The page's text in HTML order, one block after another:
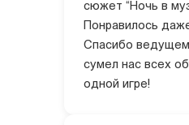
сюжет “Ночь в
Понравилось
Спасибо
сумел нас всех
одной игре!